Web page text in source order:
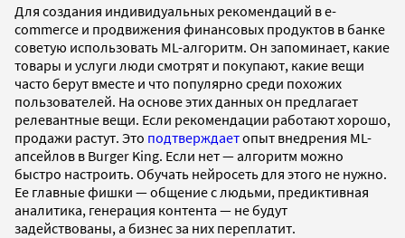
Для создания индивидуальных рекомендаций в e-
commerce и продвижения финансовых продуктов в банке
советую использовать ML-алгоритм. Он запоминает, какие
товары и услуги люди смотрят и покупают, какие вещи
часто берут вместе и что популярно среди похожих
пользователей. На основе этих данных он предлагает
релевантные вещи. Если рекомендации работают хорошо,
продажи растут. Это подтверждаетопыт внедрения ML-
апсейлов в Burger King. Если нет — алгоритм можно
быстро настроить. Обучать нейросеть для этого не нужно.
Ее главные фишки — общение с людьми, предиктивная
аналитика, генерация контента — не будут
задействованы, а бизнес за них переплатит.